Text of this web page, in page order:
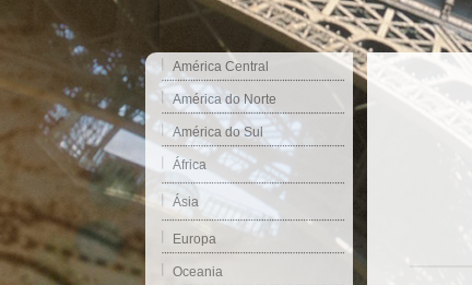
América Central
América do Norte
América do Sul
África
Ásia
Europa
Oceania